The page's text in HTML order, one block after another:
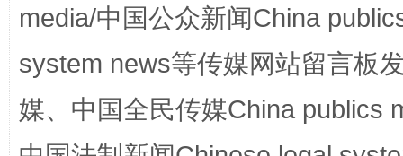
镜头丨大暑三秋近 山西：
media/中国公众新闻China
system news等传媒网站留言板
媒、中国全民传媒China publics